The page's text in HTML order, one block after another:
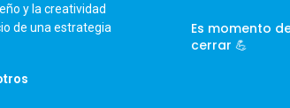
y la creatividad
de una estrategia
Es momento
cerrar 💪